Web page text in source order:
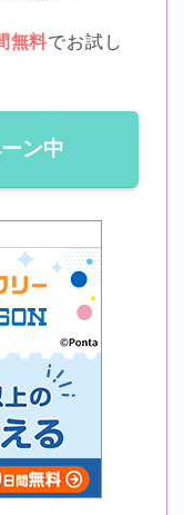
無料でお試し
ン中